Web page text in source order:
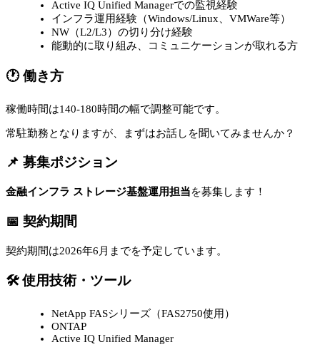
Active IQ Unified Managerでの監視経験
インフラ運用経験（Windows/Linux、VMWare等）
NW（L2/L3）の切り分け経験
能動的に取り組み、コミュニケーションが取れる方
🕐 働き方
稼働時間は140-180時間の幅で調整可能です。
常駐勤務となりますが、まずはお話しを聞いてみませんか？
📌 募集ポジション
金融インフラ ストレージ基盤運用担当を募集します！
📅 契約期間
契約期間は2026年6月までを予定しています。
🛠 使用技術・ツール
NetApp FASシリーズ（FAS2750使用）
ONTAP
Active IQ Unified Manager